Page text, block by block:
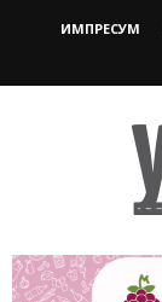
ИМПРЕСУМ